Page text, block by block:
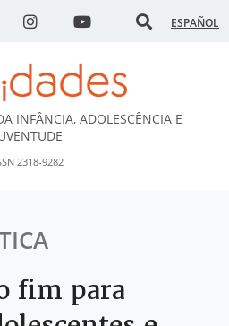
ESPAÑOL
INFÂNCIA, ADOLESCÊNCIA E
2318-9282
fim para